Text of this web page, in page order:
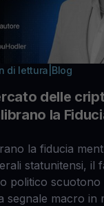
di lettura Blog
delle
la
la fiducia
statunitensi, il
politico scuotono
segnale macro in